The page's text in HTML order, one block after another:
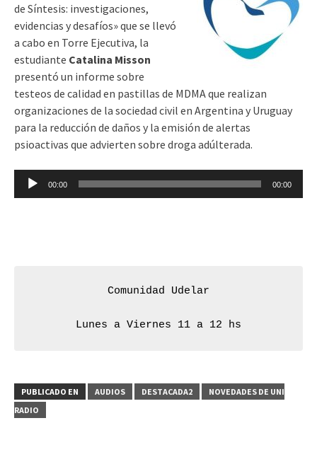
de Síntesis: investigaciones,
evidencias y desafíos» que se llevó
a cabo en Torre Ejecutiva, la
estudiante Catalina Misson
presentó un informe sobre
testeos de calidad en pastillas de MDMA que realizan
organizaciones de la sociedad civil en Argentina y Uruguay
para la reducción de daños y la emisión de alertas
psioactivas que advierten sobre droga adúlterada.
Reproductor
00:00 00:00
Comunidad Udelar
Lunes a Viernes 11 a 12 hs
PUBLICADO EN AUDIOS DESTACADA2
NOVEDADES DE UNI
RADIO